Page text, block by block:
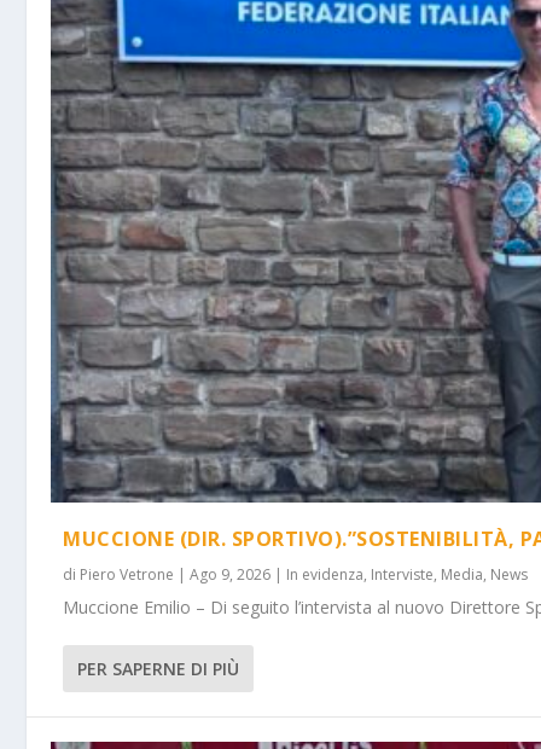
MUCCIONE (DIR. SPORTIVO).”SOSTENIBILITÀ,
di Piero Vetrone |Ago 9, 2026 | In evidenza, Interviste, Media, News
Muccione Emilio – Di seguito l’intervista al nuovo Direttore
PER SAPERNE DI PIÙ